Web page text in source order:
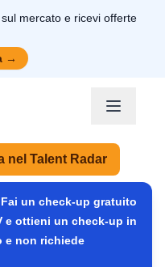
mercato e ricevi offerte
→
nel Talent Radar
un check-up gratuito
e ottieni un check-up in
e non richiede